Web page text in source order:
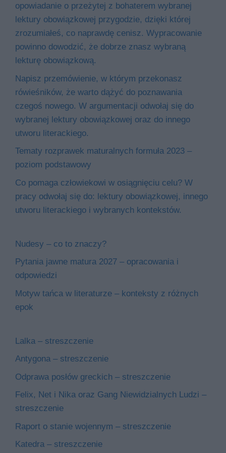
opowiadanie o przeżytej z bohaterem wybranej
lektury obowiązkowej przygodzie, dzięki której
zrozumiałeś, co naprawdę cenisz. Wypracowanie
powinno dowodzić, że dobrze znasz wybraną
lekturę obowiązkową.
Napisz przemówienie, w którym przekonasz
rówieśników, że warto dążyć do poznawania
czegoś nowego. W argumentacji odwołaj się do
wybranej lektury obowiązkowej oraz do innego
utworu literackiego.
Tematy rozprawek maturalnych formuła 2023 –
poziom podstawowy
Co pomaga człowiekowi w osiągnięciu celu? W
pracy odwołaj się do: lektury obowiązkowej, innego
utworu literackiego i wybranych kontekstów.
Nudesy – co to znaczy?
Pytania jawne matura 2027 – opracowania i
odpowiedzi
Motyw tańca w literaturze – konteksty z różnych
epok
Lalka – streszczenie
Antygona – streszczenie
Odprawa posłów greckich – streszczenie
Felix, Net i Nika oraz Gang Niewidzialnych Ludzi –
streszczenie
Raport o stanie wojennym – streszczenie
Katedra – streszczenie